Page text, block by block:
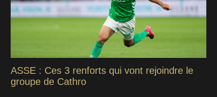
ASSE : Ces 3 renforts qui vont rejoindre le
groupe de Cathro